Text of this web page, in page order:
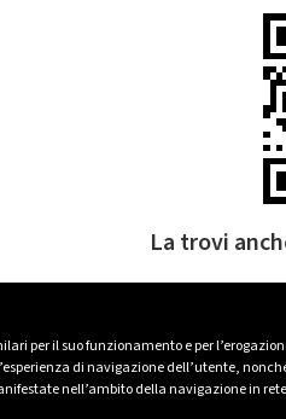
per il suo funzionamento e per
di navigazione dell’utente,
nell’ambito della navigazione in
La trovi